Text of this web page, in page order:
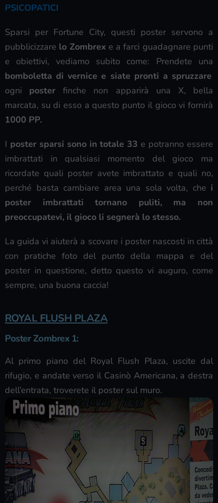
PSICOPATICI
Sparsi per Fortune City, questi poster servono a
pubblicizzare lo Zombrex e a farci guadagnare punti
e obiettivi, vediamo subito come: Prendete una
bomboletta di vernice e siate pronti a spruzzare
ogni posterfinche non apparirà una X, bella
marcata, su di esso a questo punto il gioco vi fornirà
1000 PP.
I poster sparsi sono in totale 33 e potranno essere
imbrattati in qualsiasi momento del gioco ma
ricordate quali poster avete imbrattato e quali no,
perché basta cambiare area una sola volta, che i
poster imbrattati tornano puliti, ma non
preoccupatevi, il gioco li segnerà lo stesso.
La guida vi aiuterà a scovare i poster nascosti in città
con pratiche foto del punto della mappa e del
poster in questione, detto questo vi auguro, come
sempre, una buona caccia!
ROYAL FLUSH PLAZA
Poster Zombrex 1:
Al primo piano del Royal Flush Plaza, uscite dal
rifugio, e andate verso il Casinò Americana, a destra
dell’entrata, troverete il poster sul muro.